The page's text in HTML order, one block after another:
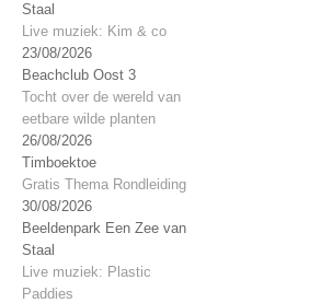
Staal
Live muziek: Kim & co
23/08/2026
Beachclub Oost 3
Tocht over de wereld van
eetbare wilde planten
26/08/2026
Timboektoe
Gratis Thema Rondleiding
30/08/2026
Beeldenpark Een Zee van
Staal
Live muziek: Plastic
Paddies